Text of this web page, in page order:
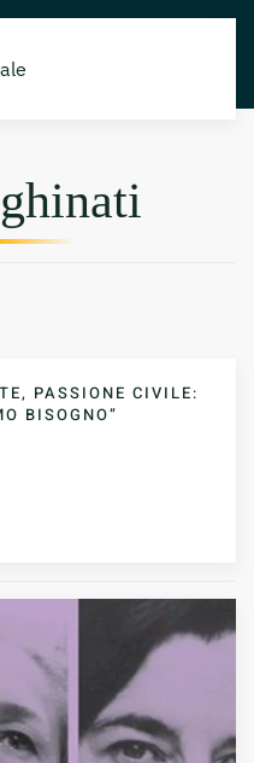
PASSIONE CIVILE:
BISOGNO”